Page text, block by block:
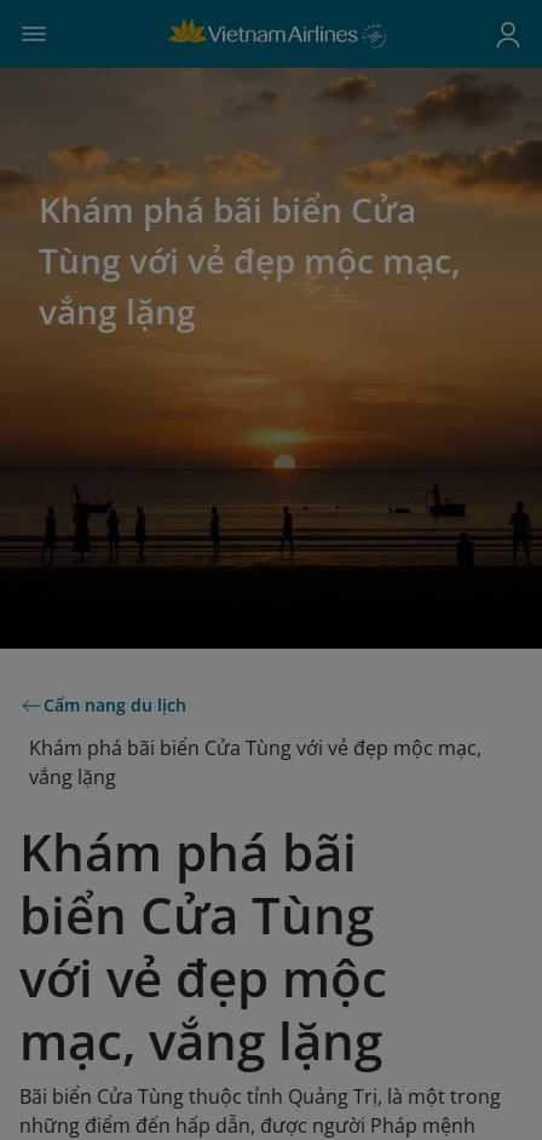
Khám phá bãi biển Cửa
Tùng với vẻ đẹp mộc mạc,
vắng lặng
Cẩm nang du lịch
Khám phá bãi biển Cửa Tùng với vẻ đẹp mộc mạc,
vắng lặng
Khám phá bãi
biển Cửa Tùng
với vẻ đẹp mộc
mạc, vắng lặng
Bãi biển Cửa Tùng thuộc tỉnh Quảng Trị, là một trong
những điểm đến hấp dẫn, được người Pháp mệnh